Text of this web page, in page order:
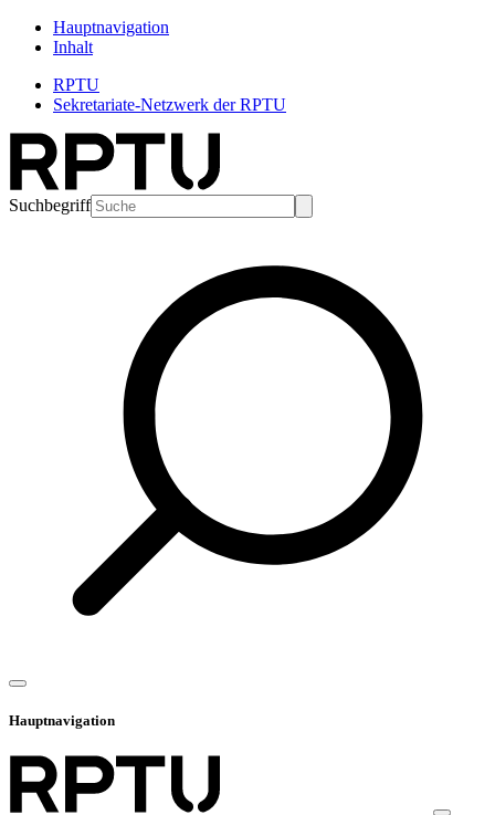
Hauptnavigation
Inhalt
RPTU
Sekretariate-Netzwerk der RPTU
Suchbegriff
Hauptnavigation